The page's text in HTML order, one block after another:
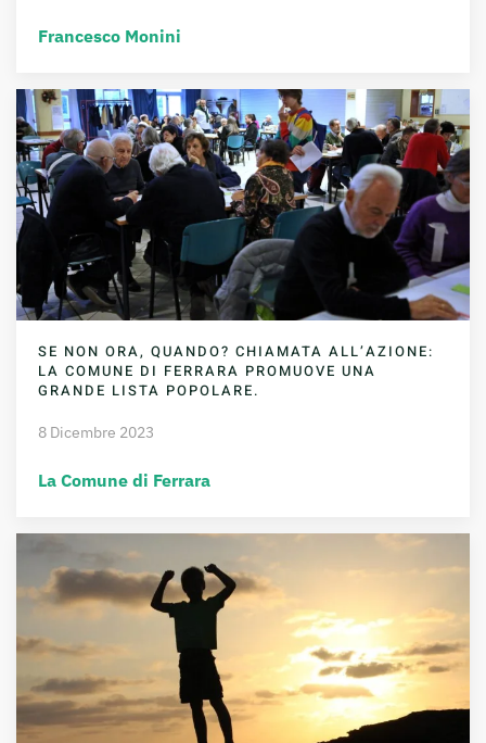
Francesco Monini
SE NON ORA, QUANDO? CHIAMATA ALL’AZIONE:
LA COMUNE DI FERRARA PROMUOVE UNA
GRANDE LISTA POPOLARE.
8 Dicembre 2023
La Comune di Ferrara